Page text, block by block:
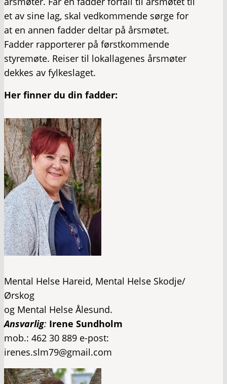
et av sine lag, skal vedkommende sørge for
at en annen fadder deltar på årsmøtet.
Fadder rapporterer på førstkommende
styremøte. Reiser til lokallagenes årsmøter
dekkes av fylkeslaget.
Her finner du din fadder:
Mental Helse Hareid, Mental Helse Skodje/
Ørskog
og Mental Helse Ålesund.​
Ansvarlig: Irene Sundholm
mob.: 462 30 889 e-post:
irenes.slm79@gmail.com